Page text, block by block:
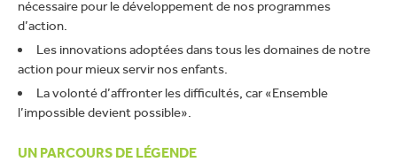
nécessaire pour le développement de nos programmes
d’action.
Les innovations adoptées dans tous les domaines de notre
action pour mieux servir nos enfants.
La volonté d’affronter les difficultés, car «Ensemble
l’impossible devient possible».
UN PARCOURS DE LÉGENDE